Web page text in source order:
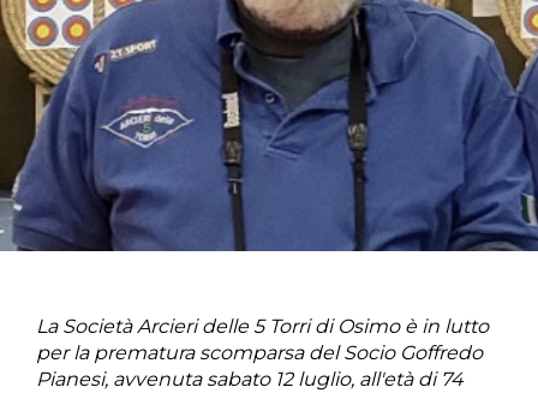
La Società Arcieri delle 5 Torri di Osimo è in lutto
per la prematura scomparsa del Socio Goffredo
Pianesi, avvenuta sabato 12 luglio, all'età di 74